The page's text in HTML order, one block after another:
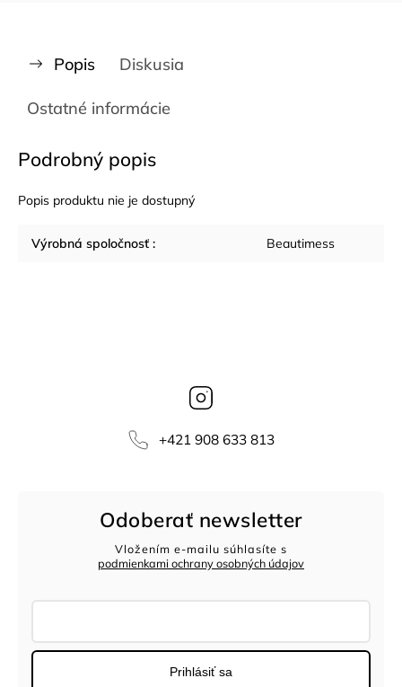
Popis Diskusia
Ostatné informácie
Podrobný popis
Popis produktu nie je dostupný
Výrobná spoločnosť : Beautimess
‭+421 908 633 813‬
Odoberať newsletter
Vložením e-mailu súhlasíte s
podmienkami ochrany osobných údajov
Prihlásiť sa